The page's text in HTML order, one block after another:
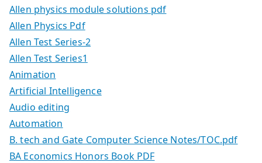
Allen physics module solutions pdf
Allen Physics Pdf
Allen Test Series-2
Allen Test Series1
Animation
Artificial Intelligence
Audio editing
Automation
B. tech and Gate Computer Science Notes/TOC.pdf
BA Economics Honors Book PDF